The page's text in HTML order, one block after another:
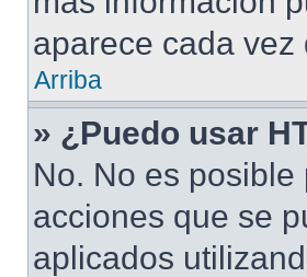
aparece cada
Arriba
» ¿Puedo usar
No. No es
acciones que se
aplicados